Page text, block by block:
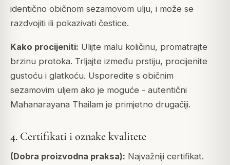
identično običnom sezamovom ulju, i može se
razdvojiti ili pokazivati čestice.
Kako procijeniti: Ulijte malu količinu, promatrajte
brzinu protoka. Trljajte između prstiju, procijenite
gustoću i glatkoću. Usporedite s običnim
sezamovim uljem ako je moguće - autentični
Mahanarayana Thailam je primjetno drugačiji.
4. Certifikati i oznake kvalitete
(Dobra proizvodna praksa): Najvažniji certifikat.